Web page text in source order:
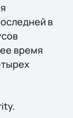
в
время